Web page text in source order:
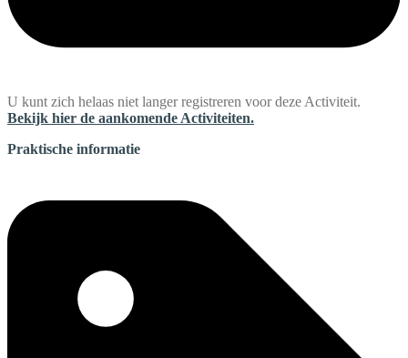
U kunt zich helaas niet langer registreren voor deze Activiteit.
Bekijk hier de aankomende Activiteiten.
Praktische informatie